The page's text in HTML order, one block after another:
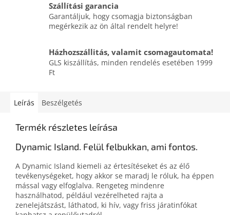
Szállítási garancia
Garantáljuk, hogy csomagja biztonságban
megérkezik az ön által rendelt helyre!
Házhozszállitás, valamit csomagautomata!
GLS kiszállítás, minden rendelés esetében 1999
Ft
Leírás Beszélgetés
Termék részletes leírása
Dynamic Island. Felül felbukkan, ami fontos.
A Dynamic Island kiemeli az értesítéseket és az élő
tevékenységeket, hogy akkor se maradj le róluk, ha éppen
mással vagy elfoglalva. Rengeteg mindenre
használhatod, például vezérelheted rajta a
zenelejátszást, láthatod, ki hív, vagy friss járatinfókat